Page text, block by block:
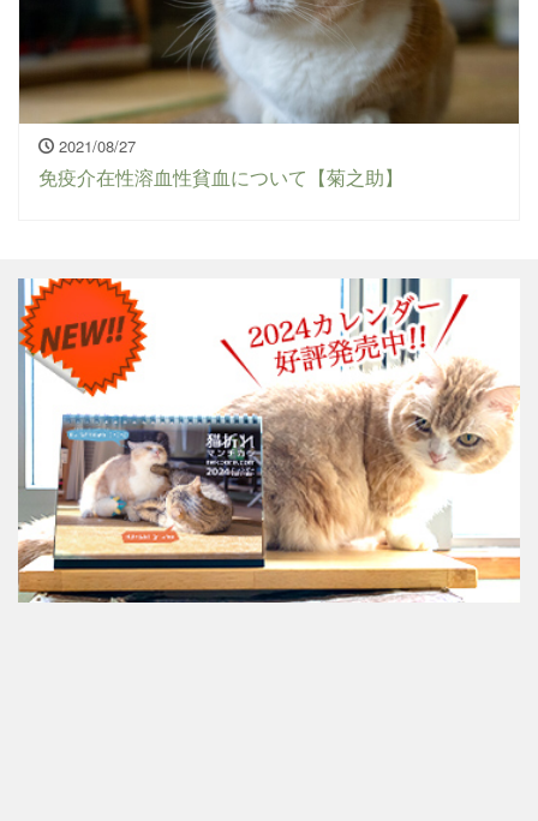
2021/08/27
免疫介在性溶血性貧血について【菊之助】